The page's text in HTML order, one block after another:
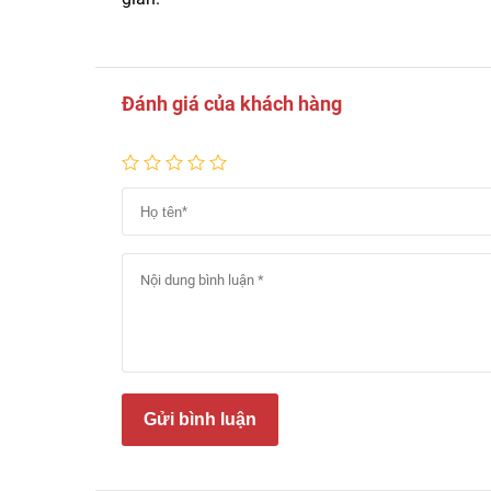
Đánh giá của khách hàng
Gửi bình luận